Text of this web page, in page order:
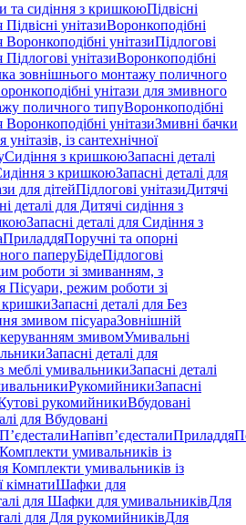
та сидіння з кришкоюПідвісні
унітазиВоронкоподібні
Воронкоподібні унітазиПідлогові
Підлогові унітазиВоронкоподібні
зовнішнього монтажу поличного
унітази для змивного
поличного типуВоронкоподібні
Воронкоподібні унітазиЗмивні бачки
із сантехнічної
Сидіння з кришкоюЗапасні деталі
з кришкоюЗапасні деталі для
для дітейПідлогові унітазиДитячі
деталі для Дитячі сидіння з
Запасні деталі для Сидіння з
ПриладдяПоручні та опорні
паперуБідеПідлогові
роботи зі змиванням, з
Пісуари, режим роботи зі
кришкиЗапасні деталі для Без
змивом пісуараЗовнішній
змивомУмивальні
Запасні деталі для
меблі умивальникиЗапасні деталі
РукомийникиЗапасні
рукомийникиВбудовані
для Вбудовані
П’єдесталиНапівп’єдесталиПриладдя
Комплекти умивальників із
Комплекти умивальників із
кімнатиШафки для
для Шафки для умивальниківДля
для Для рукомийниківДля